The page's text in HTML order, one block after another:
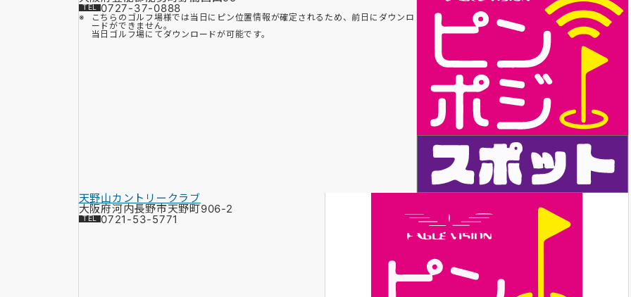
0727-37-0888
こちらのゴルフ場様では当日にピン位置情報が確定されるため、前日にダウンロ
ードができません。
当日ゴルフ場にてダウンロードが可能です。
天野山カントリークラブ
大阪府河内長野市天野町906-2
0721-53-5771